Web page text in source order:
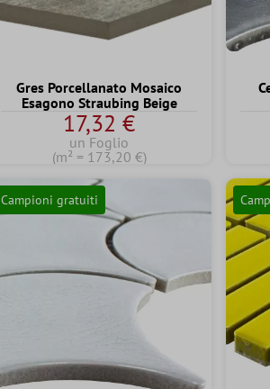
Gres Porcellanato Mosaico
Esagono Straubing Beige
17,32 €
un Foglio
(m² = 173,20 €)
Campioni gratuiti